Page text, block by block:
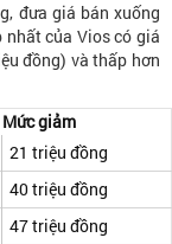
đưa giá bán xuống
nhất của Vios có giá
đồng) và thấp hơn
Mức giảm
21 triệu đồng
40 triệu đồng
47 triệu đồng